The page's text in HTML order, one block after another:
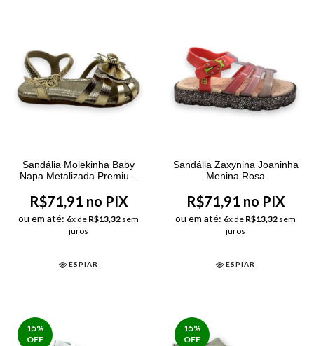
Sandália Molekinha Baby
Napa Metalizada Premium
R$71,91 no PIX
ou em até: 6x de R$13,32 sem
juros
ESPIAR
Sandália Zaxynina Joaninha
Menina Rosa
R$71,91 no PIX
ou em até: 6x de R$13,32 sem
juros
ESPIAR
15%
OFF
15%
OFF